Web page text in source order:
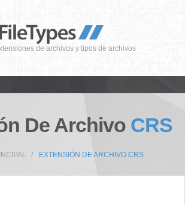
de archivos y tipos de archivos
De Archivo CRS
EXTENSIÓN DE ARCHIVO CRS